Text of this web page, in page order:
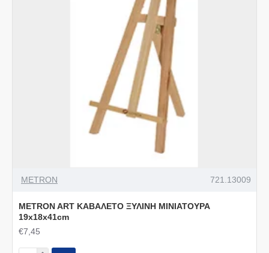
METRON 721.13009
METRON ART ΚΑΒΑΛΕΤΟ ΞΥΛΙΝΗ ΜΙΝΙΑΤΟΥΡΑ
19x18x41cm
€7,45